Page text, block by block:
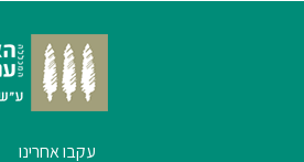
עקבו אחרינו